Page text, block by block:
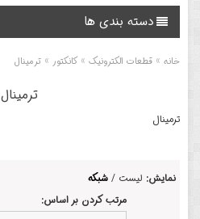
دسته بندی ها
خانه » قطعات الکترونیک » کانکتور » ترمینال
ترمینال
ترمینال
نمایش: لیست / شبکه
مرتب کردن بر اساس: